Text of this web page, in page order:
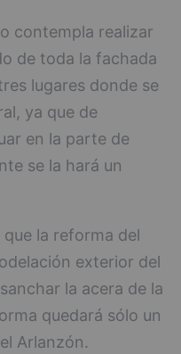
contempla realizar
de toda la fachada
lugares donde se
ya que de
en la parte de
se la hará un
la reforma del
exterior del
la acera de la
quedará sólo un
Arlanzón.